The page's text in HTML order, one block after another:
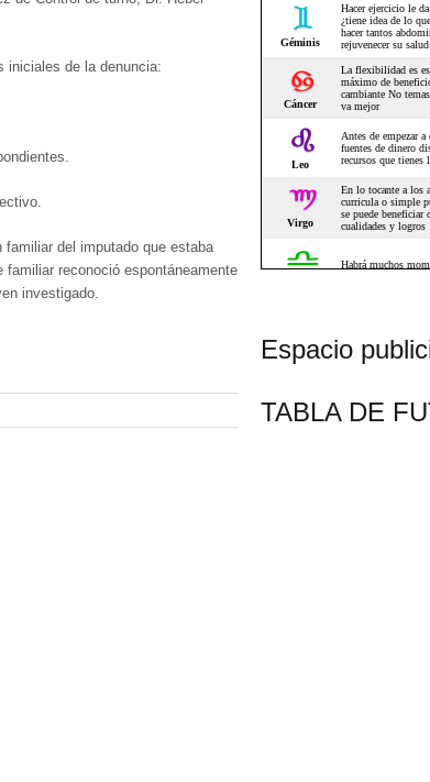
iniciales de la denuncia:
.
del imputado que estaba
reconoció espontáneamente
investigado.
Espacio
TABLA DE